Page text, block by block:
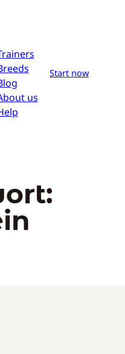
us
Start now